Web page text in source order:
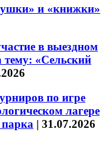
и «книжки»
в выездном
тему: «Сельский
по игре
лагере
| 31.07.2026